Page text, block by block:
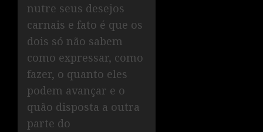
nutre seus desejos
carnais e fato é que os
dois só não sabem
como expressar, como
fazer, o quanto eles
podem avançar e o
quão disposta a outra
parte do